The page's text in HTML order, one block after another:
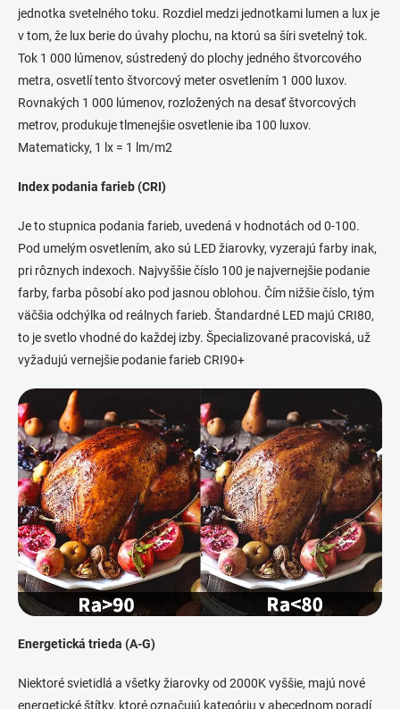
jednotka svetelného toku. Rozdiel medzi jednotkami lumen a lux je
v tom, že lux berie do úvahy plochu, na ktorú sa šíri svetelný tok.
Tok 1 000 lúmenov, sústredený do plochy jedného štvorcového
metra, osvetlí tento štvorcový meter osvetlením 1 000 luxov.
Rovnakých 1 000 lúmenov, rozložených na desať štvorcových
metrov, produkuje tlmenejšie osvetlenie iba 100 luxov.
Matematicky, 1 lx = 1 lm/m2
Index podania farieb (CRI)
Je to stupnica podania farieb, uvedená v hodnotách od 0-100.
Pod umelým osvetlením, ako sú LED žiarovky, vyzerajú farby inak,
pri rôznych indexoch. Najvyššie číslo 100 je najvernejšie podanie
farby, farba pôsobí ako pod jasnou oblohou. Čím nižšie číslo, tým
väčšia odchýlka od reálnych farieb. Štandardné LED majú CRI80,
to je svetlo vhodné do každej izby. Špecializované pracoviská, už
vyžadujú vernejšie podanie farieb CRI90+
Energetická trieda (A-G)
Niektoré svietidlá a všetky žiarovky od 2000K vyššie, majú nové
energetické štítky, ktoré označujú kategóriu v abecednom poradí